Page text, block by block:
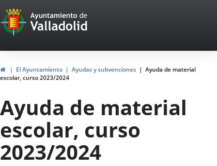
Portal
Web
del
Ayuntamiento
de
Valladolid
HomeEl Ayuntamiento Ayudas y subvenciones
Ayuda de material
escolar, curso 2023/2024
Ayuda de material
escolar, curso
2023/2024